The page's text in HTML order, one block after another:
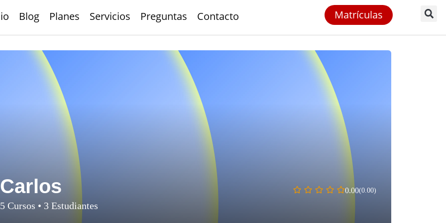
Blog Planes Servicios Preguntas Contacto Matrículas
Carlos
5 Cursos • 3 Estudiantes
0.00(0.00)